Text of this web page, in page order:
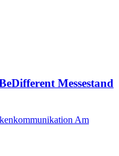
Messestand